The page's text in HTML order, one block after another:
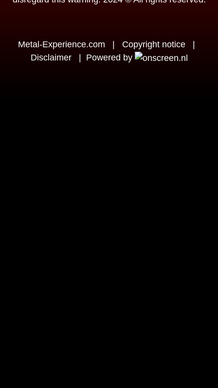
Metal-Experience.com | Copyright notice
|
Disclaimer
| Powered by